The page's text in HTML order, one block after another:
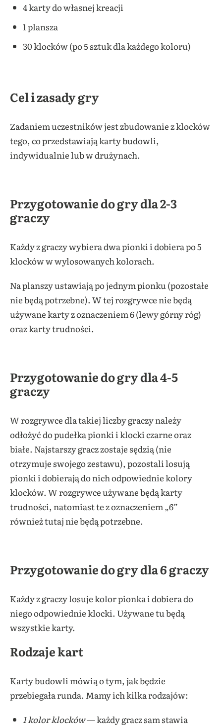
4 karty do własnej kreacji
1 plansza
30 klocków (po 5 sztuk dla każdego koloru)
Cel i zasady gry
Zadaniem uczestników jest zbudowanie z klocków
tego, co przedstawiają karty budowli,
indywidualnie lub w drużynach.
Przygotowanie do gry dla 2-3
graczy
Każdy z graczy wybiera dwa pionki i dobiera po 5
klocków w wylosowanych kolorach.
Na planszy ustawiają po jednym pionku (pozostałe
nie będą potrzebne). W tej rozgrywce nie będą
używane karty z oznaczeniem 6 (lewy górny róg)
oraz karty trudności.
Przygotowanie do gry dla 4-5
graczy
W rozgrywce dla takiej liczby graczy należy
odłożyć do pudełka pionki i klocki czarne oraz
białe. Najstarszy gracz zostaje sędzią (nie
otrzymuje swojego zestawu), pozostali losują
pionki i dobierają do nich odpowiednie kolory
klocków. W rozgrywce używane będą karty
trudności, natomiast te z oznaczeniem „6”
również tutaj nie będą potrzebne.
Przygotowanie do gry dla 6 graczy
Każdy z graczy losuje kolor pionka i dobiera do
niego odpowiednie klocki. Używane tu będą
wszystkie karty.
Rodzaje kart
Karty budowli mówią o tym, jak będzie
przebiegała runda. Mamy ich kilka rodzajów:
1 kolor klocków— każdy gracz sam stawia